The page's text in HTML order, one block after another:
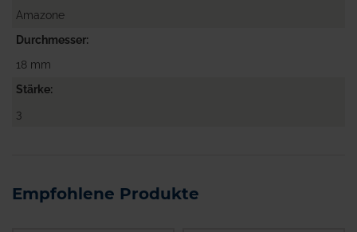
Amazone
Durchmesser
18 mm
Stärke
3
Empfohlene Produkte